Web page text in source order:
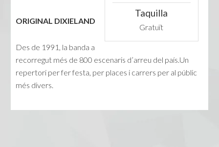
Taquilla
Gratuït
ORIGINAL DIXIELAND
Des de 1991, la banda a
recorregut més de 800 escenaris d’arreu del país.Un
repertori per fer festa, per places i carrers per al públic
més divers.